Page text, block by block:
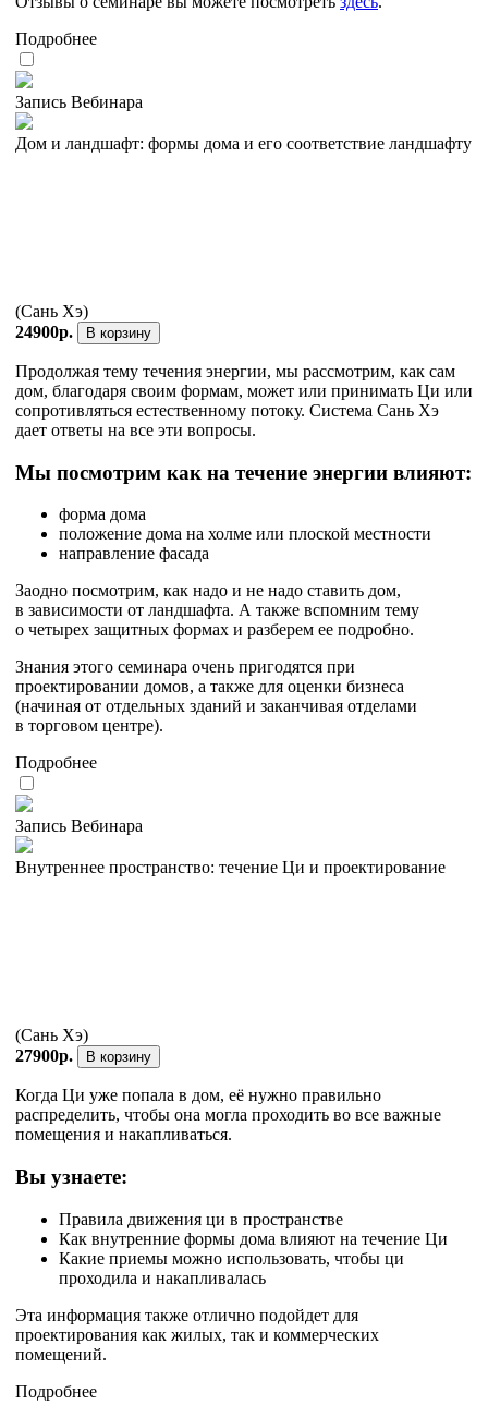
Подробнее
Запись Вебинара
Дом и ландшафт: формы дома и его соответствие ландшафту
(Сань Хэ)
24900р.
В корзину
Продолжая тему течения энергии, мы рассмотрим, как сам
дом, благодаря своим формам, может или принимать Ци или
сопротивляться естественному потоку. Система Сань Хэ
дает ответы на все эти вопросы.
Мы посмотрим как на течение энергии влияют:
форма дома
положение дома на холме или плоской местности
направление фасада
Заодно посмотрим, как надо и не надо ставить дом,
в зависимости от ландшафта. А также вспомним тему
о четырех защитных формах и разберем ее подробно.
Знания этого семинара очень пригодятся при
проектировании домов, а также для оценки бизнеса
(начиная от отдельных зданий и заканчивая отделами
в торговом центре).
Подробнее
Запись Вебинара
Внутреннее пространство: течение Ци и проектирование
(Сань Хэ)
27900р.
В корзину
Когда Ци уже попала в дом, её нужно правильно
распределить, чтобы она могла проходить во все важные
помещения и накапливаться.
Вы узнаете:
Правила движения ци в пространстве
Как внутренние формы дома влияют на течение Ци
Какие приемы можно использовать, чтобы ци
проходила и накапливалась
Эта информация также отлично подойдет для
проектирования как жилых, так и коммерческих
помещений.
Подробнее